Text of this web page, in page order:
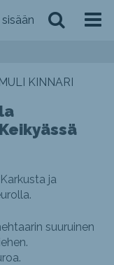
KINNARI
ja
suuruinen